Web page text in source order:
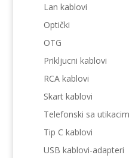
Lan kablovi
Optički
OTG
Prikljucni kablovi
RCA kablovi
Skart kablovi
Telefonski sa
Tip C kablovi
USB kablovi-adapteri